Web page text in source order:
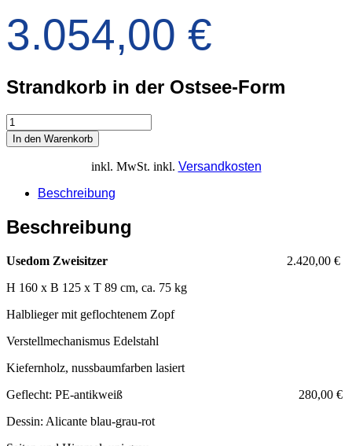
3.054,00 €
Strandkorb in der Ostsee-Form
In den Warenkorb
inkl. MwSt. inkl. Versandkosten
Beschreibung
Beschreibung
Usedom Zweisitzer
2.420,00 €
H 160 x B 125 x T 89 cm, ca. 75 kg
Halblieger mit geflochtenem Zopf
Verstellmechanismus Edelstahl
Kiefernholz, nussbaumfarben lasiert
Geflecht: PE-antikweiß 280,00 €
Dessin: Alicante blau-grau-rot